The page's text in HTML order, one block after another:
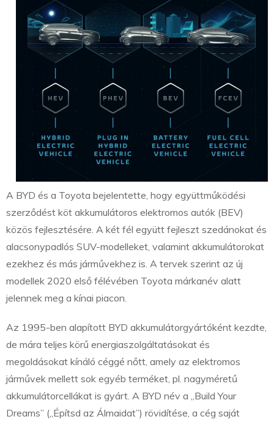
A BYD és a Toyota bejelentette, hogy együttműködési
szerződést köt akkumulátoros elektromos autók (BEV)
közös fejlesztésére. A két fél együtt fejleszt szedánokat és
alacsonypadlós SUV-modelleket, valamint akkumulátorokat
ezekhez és más járművekhez is. A tervek szerint az új
modellek 2020 első félévében Toyota márkanév alatt
jelennek meg a kínai piacon.
Az 1995-ben alapított BYD akkumulátorgyártóként kezdte,
de mára teljes körű energiaszolgáltatásokat és
megoldásokat kínáló céggé nőtt, amely az elektromos
járművek mellett sok egyéb terméket, pl. nagyméretű
akkumulátorcellákat is gyárt. A BYD név a „Build Your
Dreams” („Építsd az Álmaidat”) rövidítése, a cég saját